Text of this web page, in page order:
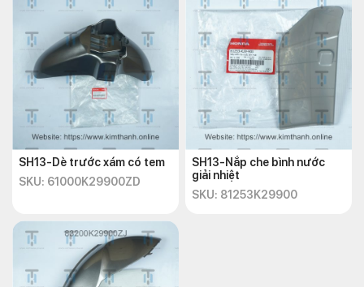
SH13-Dè trước xám có tem
SKU: 61000K29900ZD
SH13-Nắp che bình nước
giải nhiệt
SKU: 81253K29900